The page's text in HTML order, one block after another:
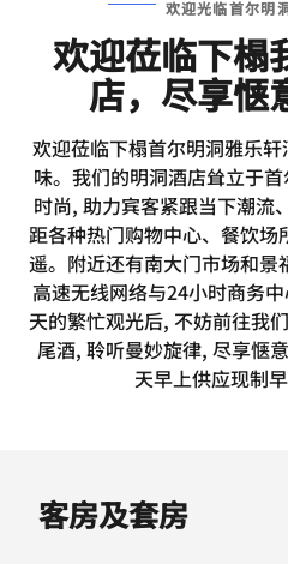
欢迎光临首尔明
欢迎莅临下榻
店，尽享惬
欢迎莅临下榻首尔明洞雅乐
味。我们的明洞酒店耸立于
时尚, 助力宾客紧跟当下潮流
距各种热门购物中心、餐饮
遥。附近还有南大门市场和
高速无线网络与24小时商务
天的繁忙观光后, 不妨前往我
尾酒, 聆听曼妙旋律, 尽享惬
天早上供应现制
客房及套房